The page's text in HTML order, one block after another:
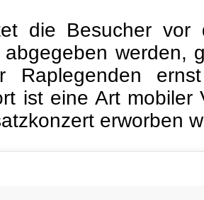
die Besucher vor
werden,
Raplegenden
ist eine Art
erworben